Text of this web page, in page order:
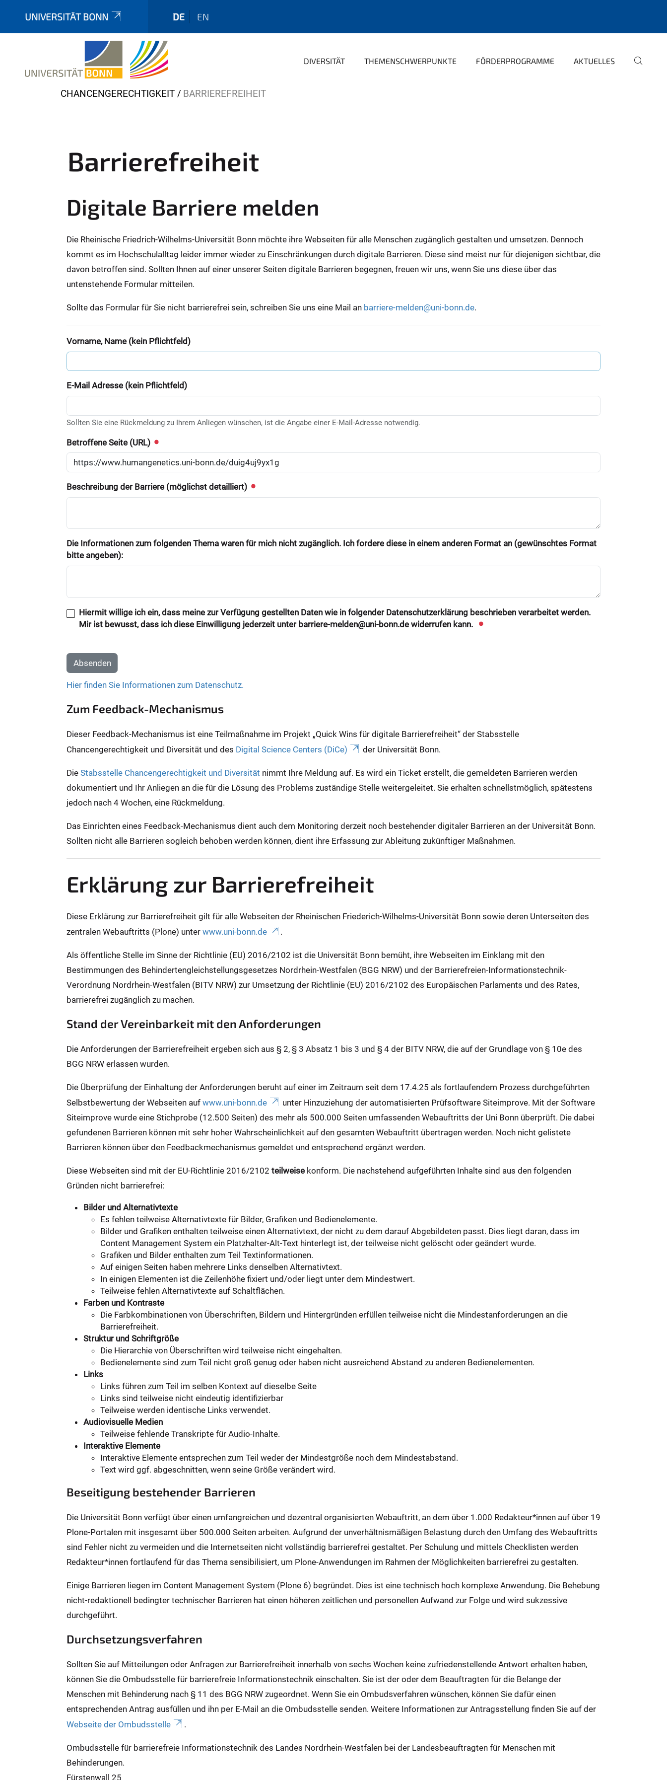
UNIVERSITÄT BONN DE EN
DIVERSITÄT THEMENSCHWERPUNKTE FÖRDERPROGRAMME AKTUELLES
Y
CHANCENGERECHTIGKEIT BARRIEREFREIHEIT
Barrierefreiheit
Digitale Barriere melden
Die Rheinische Friedrich-Wilhelms-Universität Bonn möchte ihre Webseiten für alle Menschen zugänglich gestalten und umsetzen. Dennoch
kommt es im Hochschulalltag leider immer wieder zu Einschränkungen durch digitale Barrieren. Diese sind meist nur für diejenigen sichtbar, die
davon betroffen sind. Sollten Ihnen auf einer unserer Seiten digitale Barrieren begegnen, freuen wir uns, wenn Sie uns diese über das
untenstehende Formular mitteilen.
Sollte das Formular für Sie nicht barrierefrei sein, schreiben Sie uns eine Mail an barriere-melden@uni-bonn.de.
Vorname, Name (kein Pflichtfeld)
E-Mail Adresse (kein Pflichtfeld)
Sollten Sie eine Rückmeldung zu Ihrem Anliegen wünschen, ist die Angabe einer E-Mail-Adresse notwendig.
Betroffene Seite (URL)
Beschreibung der Barriere (möglichst detailliert)
Die Informationen zum folgenden Thema waren für mich nicht zugänglich. Ich fordere diese in einem anderen Format an (gewünschtes Format
bitte angeben):
Hiermit willige ich ein, dass meine zur Verfügung gestellten Daten wie in folgender Datenschutzerklärung beschrieben verarbeitet werden.
Mir ist bewusst, dass ich diese Einwilligung jederzeit unter barriere-melden@uni-bonn.de widerrufen kann.
Absenden
Hier finden Sie Informationen zum Datenschutz.
Zum Feedback-Mechanismus
Dieser Feedback-Mechanismus ist eine Teilmaßnahme im Projekt „Quick Wins für digitale Barrierefreiheit“ der Stabsstelle
Chancengerechtigkeit und Diversität und des Digital Science Centers (DiCe) der Universität Bonn.
Die Stabsstelle Chancengerechtigkeit und Diversität nimmt Ihre Meldung auf. Es wird ein Ticket erstellt, die gemeldeten Barrieren werden
dokumentiert und Ihr Anliegen an die für die Lösung des Problems zuständige Stelle weitergeleitet. Sie erhalten schnellstmöglich, spätestens
jedoch nach 4 Wochen, eine Rückmeldung.
Das Einrichten eines Feedback-Mechanismus dient auch dem Monitoring derzeit noch bestehender digitaler Barrieren an der Universität Bonn.
Sollten nicht alle Barrieren sogleich behoben werden können, dient ihre Erfassung zur Ableitung zukünftiger Maßnahmen.
Erklärung zur Barrierefreiheit
Diese Erklärung zur Barrierefreiheit gilt für alle Webseiten der Rheinischen Friederich-Wilhelms-Universität Bonn sowie deren Unterseiten des
zentralen Webauftritts (Plone) unter www.uni-bonn.de .
Als öffentliche Stelle im Sinne der Richtlinie (EU) 2016/2102 ist die Universität Bonn bemüht, ihre Webseiten im Einklang mit den
Bestimmungen des Behindertengleichstellungsgesetzes Nordrhein-Westfalen (BGG NRW) und der Barrierefreien-Informationstechnik-
Verordnung Nordrhein-Westfalen (BITV NRW) zur Umsetzung der Richtlinie (EU) 2016/2102 des Europäischen Parlaments und des Rates,
barrierefrei zugänglich zu machen.
Stand der Vereinbarkeit mit den Anforderungen
Die Anforderungen der Barrierefreiheit ergeben sich aus § 2, § 3 Absatz 1 bis 3 und § 4 der BITV NRW, die auf der Grundlage von § 10e des
BGG NRW erlassen wurden.
Die Überprüfung der Einhaltung der Anforderungen beruht auf einer im Zeitraum seit dem 17.4.25 als fortlaufendem Prozess durchgeführten
Selbstbewertung der Webseiten auf www.uni-bonn.de
unter Hinzuziehung der automatisierten Prüfsoftware Siteimprove. Mit der Software
Siteimprove wurde eine Stichprobe (12.500 Seiten) des mehr als 500.000 Seiten umfassenden Webauftritts der Uni Bonn überprüft. Die dabei
gefundenen Barrieren können mit sehr hoher Wahrscheinlichkeit auf den gesamten Webauftritt übertragen werden. Noch nicht gelistete
Barrieren können über den Feedbackmechanismus gemeldet und entsprechend ergänzt werden.
Diese Webseiten sind mit der EU-Richtlinie 2016/2102 teilweisekonform. Die nachstehend aufgeführten Inhalte sind aus den folgenden
Gründen nicht barrierefrei:
Bilder und Alternativtexte
Es fehlen teilweise Alternativtexte für Bilder, Grafiken und Bedienelemente.
Bilder und Grafiken enthalten teilweise einen Alternativtext, der nicht zu dem darauf Abgebildeten passt. Dies liegt daran, dass im
Content Management System ein Platzhalter-Alt-Text hinterlegt ist, der teilweise nicht gelöscht oder geändert wurde.
Grafiken und Bilder enthalten zum Teil Textinformationen.
Auf einigen Seiten haben mehrere Links denselben Alternativtext.
In einigen Elementen ist die Zeilenhöhe fixiert und/oder liegt unter dem Mindestwert.
Teilweise fehlen Alternativtexte auf Schaltflächen.
Farben und Kontraste
Die Farbkombinationen von Überschriften, Bildern und Hintergründen erfüllen teilweise nicht die Mindestanforderungen an die
Barrierefreiheit.
Struktur und Schriftgröße
Die Hierarchie von Überschriften wird teilweise nicht eingehalten.
Bedienelemente sind zum Teil nicht groß genug oder haben nicht ausreichend Abstand zu anderen Bedienelementen.
Links
Links führen zum Teil im selben Kontext auf dieselbe Seite
Links sind teilweise nicht eindeutig identifizierbar
Teilweise werden identische Links verwendet.
Audiovisuelle Medien
Teilweise fehlende Transkripte für Audio-Inhalte.
Interaktive Elemente
Interaktive Elemente entsprechen zum Teil weder der Mindestgröße noch dem Mindestabstand.
Text wird ggf. abgeschnitten, wenn seine Größe verändert wird.
Beseitigung bestehender Barrieren
Die Universität Bonn verfügt über einen umfangreichen und dezentral organisierten Webauftritt, an dem über 1.000 Redakteur*innen auf über 19
Plone-Portalen mit insgesamt über 500.000 Seiten arbeiten. Aufgrund der unverhältnismäßigen Belastung durch den Umfang des Webauftritts
sind Fehler nicht zu vermeiden und die Internetseiten nicht vollständig barrierefrei gestaltet. Per Schulung und mittels Checklisten werden
Redakteur*innen fortlaufend für das Thema sensibilisiert, um Plone-Anwendungen im Rahmen der Möglichkeiten barrierefrei zu gestalten.
Einige Barrieren liegen im Content Management System (Plone 6) begründet. Dies ist eine technisch hoch komplexe Anwendung. Die Behebung
nicht-redaktionell bedingter technischer Barrieren hat einen höheren zeitlichen und personellen Aufwand zur Folge und wird sukzessive
durchgeführt.
Durchsetzungsverfahren
Sollten Sie auf Mitteilungen oder Anfragen zur Barrierefreiheit innerhalb von sechs Wochen keine zufriedenstellende Antwort erhalten haben,
können Sie die Ombudsstelle für barrierefreie Informationstechnik einschalten. Sie ist der oder dem Beauftragten für die Belange der
Menschen mit Behinderung nach § 11 des BGG NRW zugeordnet. Wenn Sie ein Ombudsverfahren wünschen, können Sie dafür einen
entsprechenden Antrag ausfüllen und ihn per E-Mail an die Ombudsstelle senden. Weitere Informationen zur Antragsstellung finden Sie auf der
Webseite der Ombudsstelle
.
Ombudsstelle für barrierefreie Informationstechnik des Landes Nordrhein-Westfalen bei der Landesbeauftragten für Men­schen mit
Behinderungen.
Fürstenwall 25